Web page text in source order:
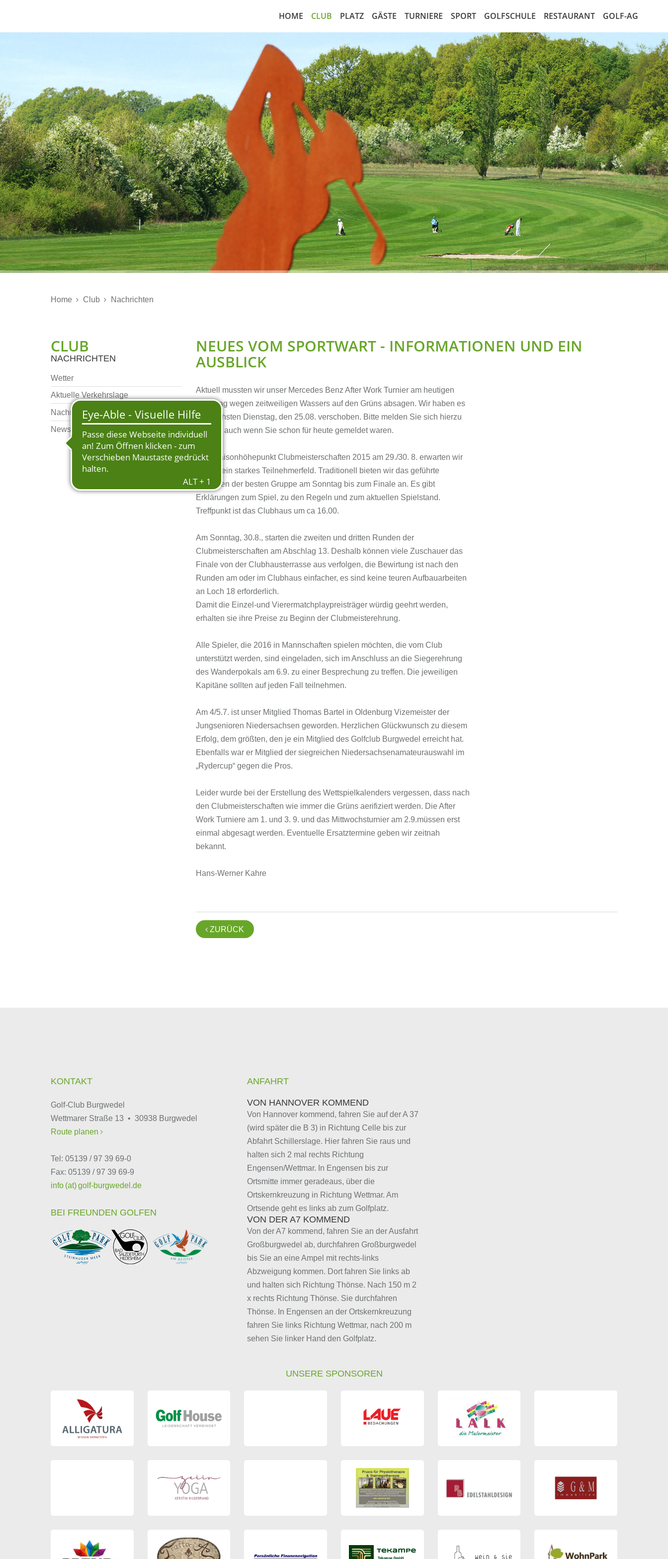
HOME CLUB
Nachrichten
Greenfeeabkommen
Vorstand
Leitbild
Sekretariat
Sportausschuss
Gesellschaftsform
Mitgliedschaft
Förderverein GOLF &
FRIENDS e. V.
Clubmeister
Hole-in-one
PLATZ
18-Loch Anlage
Platzbelegungsplan
Übungsanlagen
Scorekarte 18-Loch
Scorekarte 9-Loch
Course Handicap 18-Loch
Course Handicap 9-Loch
Notfall-Rettungsplan
Luftaufnahme
Platzpflege
GÄSTE
Greenfee regulär
Rangefee
Cart Miete
Golfamore
TURNIERE
Startzeiten
Turnierkalender
Startlisten
Ergebnislisten
Matchplay
Wettspielbedingungen
Wettspielleitung
RPR Runden
SPORT
Mannschaften
Jugend
LadiesGolf
SeMiGo
Gents
GOLFSCHULE
Golf entdecken
Kurse
Golf Schnupperkurs
RESTAURANT GOLF-AG
Die AG
Der Aktionär
Marktplatz für Aktien
Satzung der AG
AG Recht
Home  Club  Nachrichten
CLUB
NACHRICHTEN
Wetter
Aktuelle Verkehrslage
Nachrichten Archiv
Newsletter Archiv
NEUES VOM SPORTWART - INFORMATIONEN UND EIN
AUSBLICK
Aktuell mussten wir unser Mercedes Benz After Work Turnier am heutigen
Dienstag wegen zeitweiligen Wassers auf den Grüns absagen. Wir haben es
auf nächsten Dienstag, den 25.08. verschoben. Bitte melden Sie sich hierzu
neu an, auch wenn Sie schon für heute gemeldet waren.
Zum Saisonhöhepunkt Clubmeisterschaften 2015 am 29./30. 8. erwarten wir
wieder ein starkes Teilnehmerfeld. Traditionell bieten wir das geführte
Begleiten der besten Gruppe am Sonntag bis zum Finale an. Es gibt
Erklärungen zum Spiel, zu den Regeln und zum aktuellen Spielstand.
Treffpunkt ist das Clubhaus um ca 16.00.
Am Sonntag, 30.8., starten die zweiten und dritten Runden der
Clubmeisterschaften am Abschlag 13. Deshalb können viele Zuschauer das
Finale von der Clubhausterrasse aus verfolgen, die Bewirtung ist nach den
Runden am oder im Clubhaus einfacher, es sind keine teuren Aufbauarbeiten
an Loch 18 erforderlich.
Damit die Einzel-und Vierermatchplaypreisträger würdig geehrt werden,
erhalten sie ihre Preise zu Beginn der Clubmeisterehrung.
Alle Spieler, die 2016 in Mannschaften spielen möchten, die vom Club
unterstützt werden, sind eingeladen, sich im Anschluss an die Siegerehrung
des Wanderpokals am 6.9. zu einer Besprechung zu treffen. Die jeweiligen
Kapitäne sollten auf jeden Fall teilnehmen.
Am 4/5.7. ist unser Mitglied Thomas Bartel in Oldenburg Vizemeister der
Jungsenioren Niedersachsen geworden. Herzlichen Glückwunsch zu diesem
Erfolg, dem größten, den je ein Mitglied des Golfclub Burgwedel erreicht hat.
Ebenfalls war er Mitglied der siegreichen Niedersachsenamateurauswahl im
„Rydercup“ gegen die Pros.
Leider wurde bei der Erstellung des Wettspielkalenders vergessen, dass nach
den Clubmeisterschaften wie immer die Grüns aerifiziert werden. Die After
Work Turniere am 1. und 3. 9. und das Mittwochsturnier am 2.9.müssen erst
einmal abgesagt werden. Eventuelle Ersatztermine geben wir zeitnah
bekannt.
Hans-Werner Kahre
 ZURÜCK
KONTAKT
Golf-Club Burgwedel
Wettmarer Straße 13 • 30938 Burgwedel
Route planen 
Tel: 05139 / 97 39 69-0
Fax: 05139 / 97 39 69-9
info (at) golf-burgwedel.de
BEI FREUNDEN GOLFEN
ANFAHRT
VON HANNOVER KOMMEND
Von Hannover kommend, fahren Sie auf der A 37
(wird später die B 3) in Richtung Celle bis zur
Abfahrt Schillerslage. Hier fahren Sie raus und
halten sich 2 mal rechts Richtung
Engensen/Wettmar. In Engensen bis zur
Ortsmitte immer geradeaus, über die
Ortskernkreuzung in Richtung Wettmar. Am
Ortsende geht es links ab zum Golfplatz.
VON DER A7 KOMMEND
Von der A7 kommend, fahren Sie an der Ausfahrt
Großburgwedel ab, durchfahren Großburgwedel
bis Sie an eine Ampel mit rechts-links
Abzweigung kommen. Dort fahren Sie links ab
und halten sich Richtung Thönse. Nach 150 m 2
x rechts Richtung Thönse. Sie durchfahren
Thönse. In Engensen an der Ortskernkreuzung
fahren Sie links Richtung Wettmar, nach 200 m
sehen Sie linker Hand den Golfplatz.
UNSERE SPONSOREN